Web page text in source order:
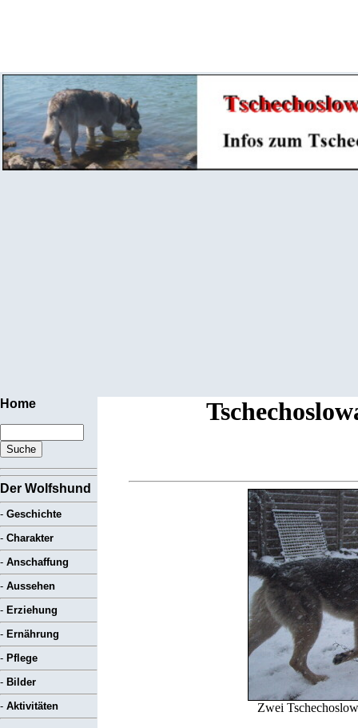
Home
Der Wolfshund
- Geschichte
- Charakter
- Anschaffung
- Aussehen
- Erziehung
- Ernährung
- Pflege
- Bilder
- Aktivitäten Zwei